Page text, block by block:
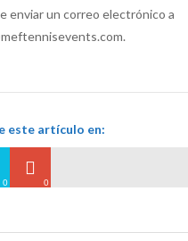
enviar un correo electrónico a
este artículo en:
0 0